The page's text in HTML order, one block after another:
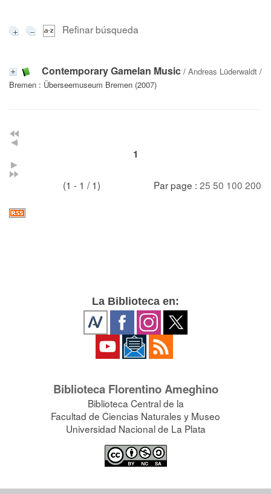
Refinar búsqueda
Contemporary Gamelan Music / Andreas Lüderwaldt /
Bremen : Überseemuseum Bremen (2007)
1
(1 - 1 / 1) Par page : 25 50 100 200
La Biblioteca en:
Biblioteca Florentino Ameghino
Biblioteca Central de la
Facultad de Ciencias Naturales y Museo
Universidad Nacional de La Plata